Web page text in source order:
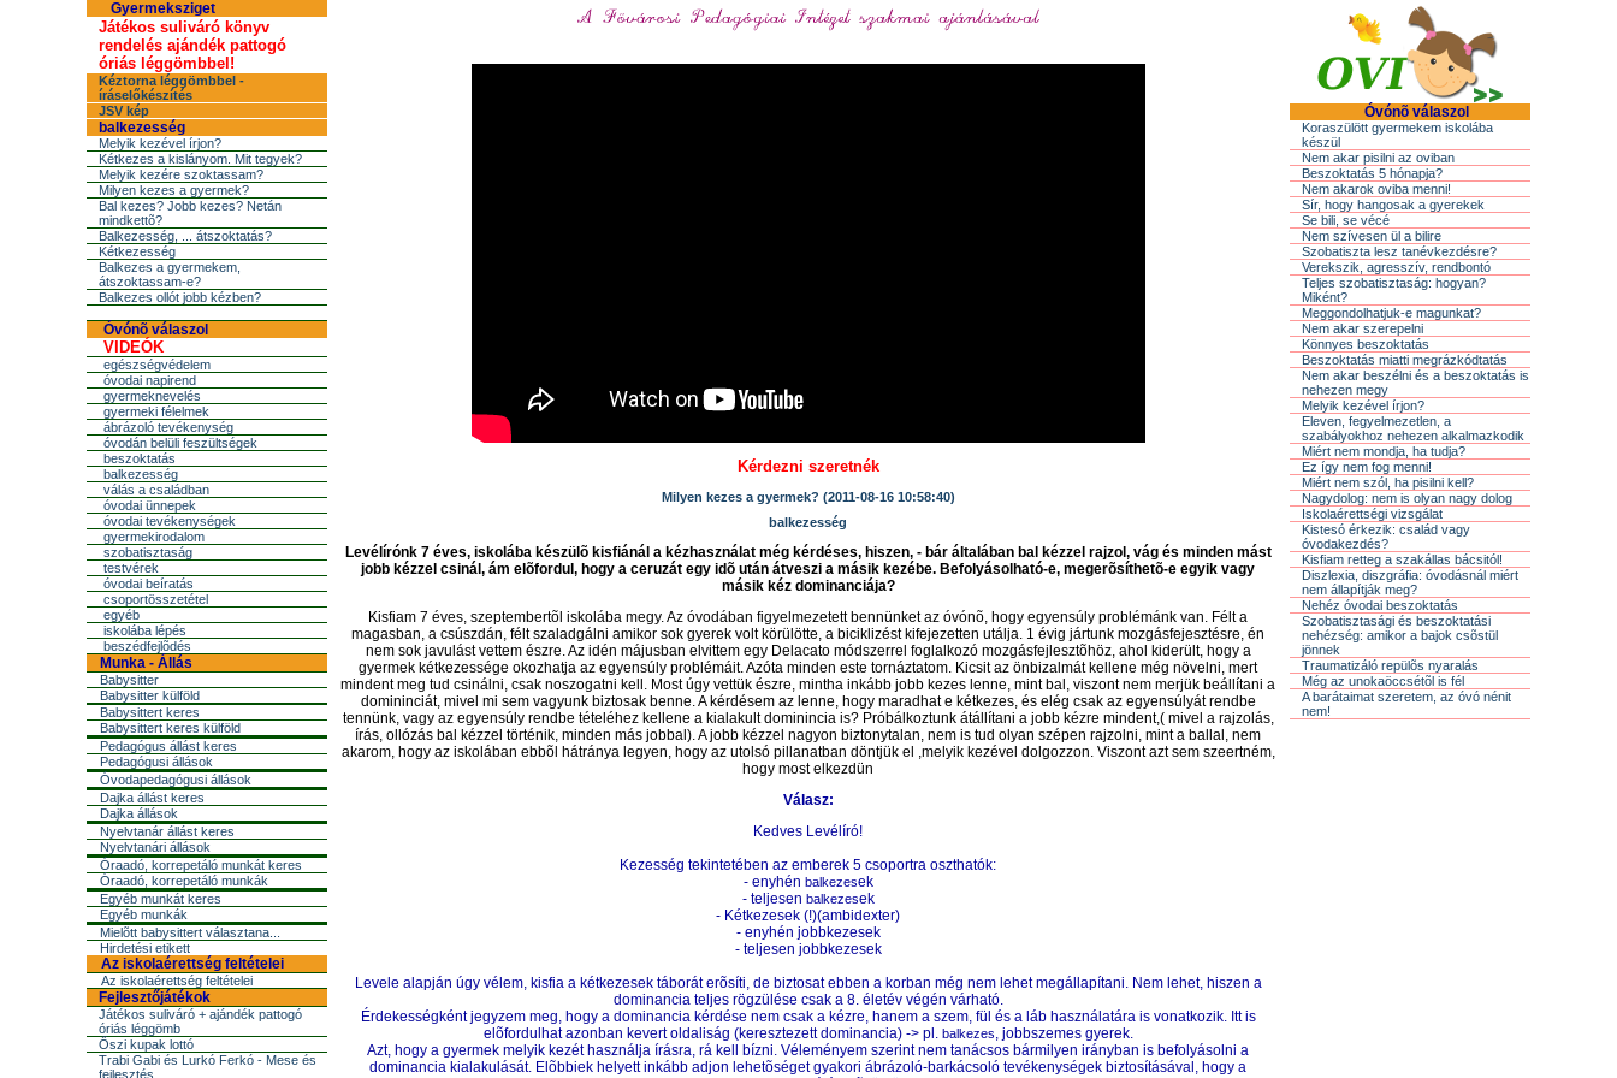
Gyermeksziget
Játékos suliváró könyv
rendelés ajándék pattogó
óriás léggömbbel!
Kéztorna léggömbbel -
íráselőkészítés
JSV kép
balkezesség
Melyik kezével írjon?
Kétkezes a kislányom. Mit tegyek?
Melyik kezére szoktassam?
Milyen kezes a gyermek?
Bal kezes? Jobb kezes? Netán
mindkettõ?
Balkezesség, ... átszoktatás?
Kétkezesség
Balkezes a gyermekem,
átszoktassam-e?
Balkezes ollót jobb kézben?
Óvónõ válaszol
VIDEÓK
egészségvédelem
óvodai napirend
gyermeknevelés
gyermeki félelmek
ábrázoló tevékenység
óvodán belüli feszültségek
beszoktatás
balkezesség
válás a családban
óvodai ünnepek
óvodai tevékenységek
gyermekirodalom
szobatisztaság
testvérek
óvodai beíratás
csoportösszetétel
egyéb
iskolába lépés
beszédfejlõdés
Munka - Állás
Babysitter
Babysitter külföld
Babysittert keres
Babysittert keres külföld
Pedagógus állást keres
Pedagógusi állások
Óvodapedagógusi állások
Dajka állást keres
Dajka állások
Nyelvtanár állást keres
Nyelvtanári állások
Óraadó, korrepetáló munkát keres
Óraadó, korrepetáló munkák
Egyéb munkát keres
Egyéb munkák
Mielõtt babysittert választana...
Hirdetési etikett
Az iskolaérettség feltételei
Az iskolaérettség feltételei
Fejlesztőjátékok
Játékos suliváró + ajándék pattogó
óriás léggömb
Őszi kupak lottó
Trabi Gabi és Lurkó Ferkó - Mese és
fejlesztés
Kérdezni szeretnék
Milyen kezes a gyermek? (2011-08-16 10:58:40)
balkezesség
Levélírónk 7 éves, iskolába készülõ kisfiánál a kézhasználat még kérdéses, hiszen, - bár általában bal kézzel rajzol, vág és minden mást
jobb kézzel csinál, ám elõfordul, hogy a ceruzát egy idõ után átveszi a másik kezébe. Befolyásolható-e, megerõsíthetõ-e egyik vagy
másik kéz dominanciája?
Kisfiam 7 éves, szeptembertõl iskolába megy. Az óvodában figyelmezetett bennünket az óvónõ, hogy egyensúly problémánk van. Félt a
magasban, a csúszdán, félt szaladgálni amikor sok gyerek volt körülötte, a biciklizést kifejezetten utálja. 1 évig jártunk mozgásfejesztésre, én
nem sok javulást vettem észre. Az idén májusban elvittem egy Delacato módszerrel foglalkozó mozgásfejlesztõhöz, ahol kiderült, hogy a
gyermek kétkezessége okozhatja az egyensúly problémáit. Azóta minden este tornáztatom. Kicsit az önbizalmát kellene még növelni, mert
mindent meg tud csinálni, csak noszogatni kell. Most úgy vettük észre, mintha inkább jobb kezes lenne, mint bal, viszont nem merjük beállítani a
domininciát, mivel mi sem vagyunk biztosak benne. A kérdésem az lenne, hogy maradhat e kétkezes, és elég csak az egyensúlyát rendbe
tennünk, vagy az egyensúly rendbe tételéhez kellene a kialakult dominincia is? Próbálkoztunk átállítani a jobb kézre mindent,( mivel a rajzolás,
írás, ollózás bal kézzel történik, minden más jobbal). A jobb kézzel nagyon biztonytalan, nem is tud olyan szépen rajzolni, mint a ballal, nem
akarom, hogy az iskolában ebbõl hátránya legyen, hogy az utolsó pillanatban döntjük el ,melyik kezével dolgozzon. Viszont azt sem szeertném,
hogy most elkezdün
Válasz:
Kedves Levélíró!
Kezesség tekintetében az emberek 5 csoportra oszthatók:
- enyhén balkezesek
- teljesen balkezesek
- Kétkezesek (!)(ambidexter)
- enyhén jobbkezesek
- teljesen jobbkezesek
Levele alapján úgy vélem, kisfia a kétkezesek táborát erõsíti, de biztosat ebben a korban még nem lehet megállapítani. Nem lehet, hiszen a
dominancia teljes rögzülése csak a 8. életév végén várható.
Érdekességként jegyzem meg, hogy a dominancia kérdése nem csak a kézre, hanem a szem, fül és a láb használatára is vonatkozik. Itt is
elõfordulhat azonban kevert oldaliság (keresztezett dominancia) -> pl. balkezes, jobbszemes gyerek.
Azt, hogy a gyermek melyik kezét használja írásra, rá kell bízni. Véleményem szerint nem tanácsos bármilyen irányban is befolyásolni a
dominancia kialakulását. Elõbbiek helyett inkább adjon lehetõséget gyakori ábrázoló-barkácsoló tevékenységek biztosításával, hogy a
Óvónõ válaszol
Koraszülött gyermekem iskolába
készül
Nem akar pisilni az oviban
Beszoktatás 5 hónapja?
Nem akarok oviba menni!
Sír, hogy hangosak a gyerekek
Se bili, se vécé
Nem szívesen ül a bilire
Szobatiszta lesz tanévkezdésre?
Verekszik, agresszív, rendbontó
Teljes szobatisztaság: hogyan?
Miként?
Meggondolhatjuk-e magunkat?
Nem akar szerepelni
Könnyes beszoktatás
Beszoktatás miatti megrázkódtatás
Nem akar beszélni és a beszoktatás is
nehezen megy
Melyik kezével írjon?
Eleven, fegyelmezetlen, a
szabályokhoz nehezen alkalmazkodik
Miért nem mondja, ha tudja?
Ez így nem fog menni!
Miért nem szól, ha pisilni kell?
Nagydolog: nem is olyan nagy dolog
Iskolaérettségi vizsgálat
Kistesó érkezik: család vagy
óvodakezdés?
Kisfiam retteg a szakállas bácsitól!
Diszlexia, diszgráfia: óvodásnál miért
nem állapítják meg?
Nehéz óvodai beszoktatás
Szobatisztasági és beszoktatási
nehézség: amikor a bajok csõstül
jönnek
Traumatizáló repülõs nyaralás
Még az unokaöccsétõl is fél
A barátaimat szeretem, az óvó nénit
nem!